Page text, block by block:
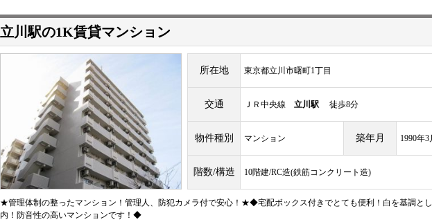
立川駅の1K賃貸マンション
所在地 東京都立川市曙町1丁目
交通 ＪＲ中央線 立川駅 徒歩8分
物件種別 マンション 築年月 1990年3
階数/構造 10階建/RC造(鉄筋コンクリート造)
★管理体制の整ったマンション！管理人、防犯カメラ付で安心！★◆宅配ボックス付きでとても便利！白を基調と
内！防音性の高いマンションです！◆